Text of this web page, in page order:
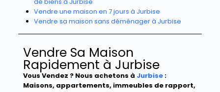
Vendre une maison en 7 jours à Jurbise
Vendre sa maison sans déménager à Jurbise
Vendre Sa Maison
Rapidement à Jurbise
Vous Vendez ? Nous achetons à Jurbise:
Maisons, appartements, immeubles de rapport,